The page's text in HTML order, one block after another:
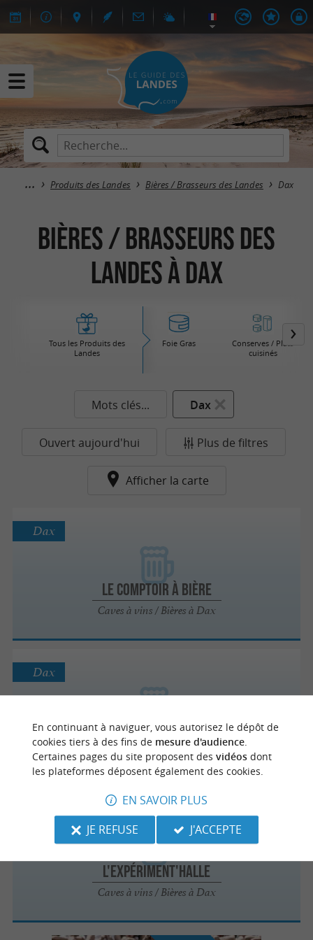
Produits des Landes Bières / Brasseurs des Landes Dax
Bières / Brasseurs des
Landes à Dax
Tous les Produits des
Landes
Foie Gras
Conserves / Plats
cuisinés
Mots clés... Dax
Ouvert aujourd'hui Plus de filtres
Afficher la carte
Le comptoir à bière
Caves à vins / Bières à Dax
Dax
L'Expériment'­Halle
Dax
L'Expériment'­Halle
Caves à vins / Bières à Dax
Dax
En continuant à naviguer, vous autorisez le dépôt de
cookies tiers à des fins de mesure d'audience.
Certaines pages du site proposent des vidéosdont
les plateformes déposent également des cookies.
EN SAVOIR PLUS
JE REFUSE
J'ACCEPTE